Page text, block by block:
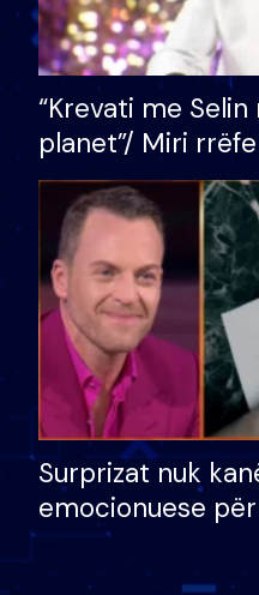
“Krevati me
planet”/ Miri
bukura në
mungojë zilja e
Surprizat nuk
emocionuese
nëna dhe
nuk i mban dot